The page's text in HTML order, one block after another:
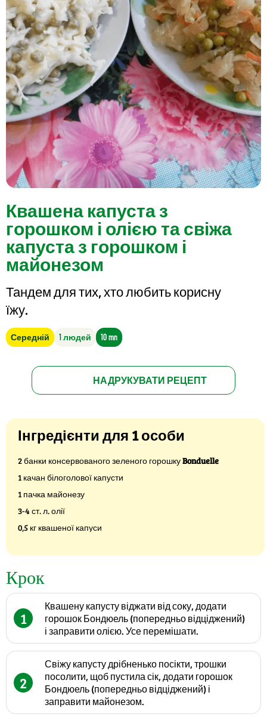
Квашена капуста з
горошком і олією та свіжа
капуста з горошком і
майонезом
Тандем для тих, хто любить корисну
їжу.
Середній 1 людей 10 mn
НАДРУКУВАТИ РЕЦЕПТ
Інгредієнти для 1 особи
2 банки консервованого зеленого горошкуBonduelle
1 качан білоголової капусти
1 пачка майонезу
3-4 ст. л. олії
0,5 кг квашеної капуси
Крок
1
Квашену капусту віджати від соку, додати
горошок Бондюель (попередньо відціджений)
і заправити олією. Усе перемішати.
2
Свіжу капусту дрібненько посікти, трошки
посолити, щоб пустила сік, додати горошок
Бондюель (попередньо відціджений) і
заправити майонезом.